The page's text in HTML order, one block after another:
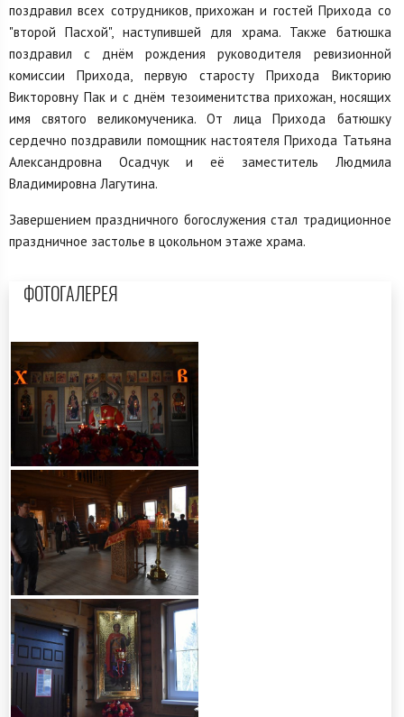
поздравил всех сотрудников, прихожан и гостей Прихода со
"второй Пасхой", наступившей для храма. Также батюшка
поздравил с днём рождения руководителя ревизионной
комиссии Прихода, первую старосту Прихода Викторию
Викторовну Пак и с днём тезоименитства прихожан, носящих
имя святого великомученика. От лица Прихода батюшку
сердечно поздравили помощник настоятеля Прихода Татьяна
Александровна Осадчук и её заместитель Людмила
Владимировна Лагутина.
Завершением праздничного богослужения стал традиционное
праздничное застолье в цокольном этаже храма.
ФОТОГАЛЕРЕЯ